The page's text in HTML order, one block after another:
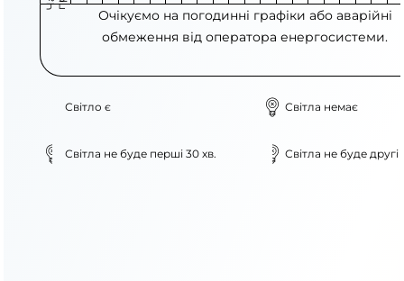
Очікуємо на погодинні графіки або аварійні
обмеження від оператора енергосистеми.
Світло є Світла немає
Світла не буде перші 30 хв. Світла не буде другі